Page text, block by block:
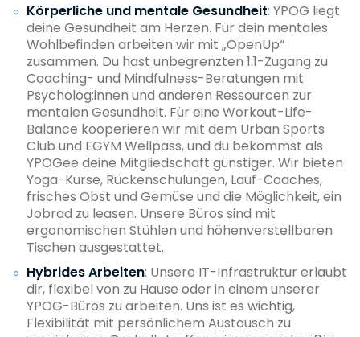
Körperliche und mentale Gesundheit: YPOG liegt
deine Gesundheit am Herzen. Für dein mentales
Wohlbefinden arbeiten wir mit „OpenUp“
zusammen. Du hast unbegrenzten 1:1-Zugang zu
Coaching- und Mindfulness-Beratungen mit
Psycholog:innen und anderen Ressourcen zur
mentalen Gesundheit. Für eine Workout-Life-
Balance kooperieren wir mit dem Urban Sports
Club und EGYM Wellpass, und du bekommst als
YPOGee deine Mitgliedschaft günstiger. Wir bieten
Yoga-Kurse, Rückenschulungen, Lauf-Coaches,
frisches Obst und Gemüse und die Möglichkeit, ein
Jobrad zu leasen. Unsere Büros sind mit
ergonomischen Stühlen und höhenverstellbaren
Tischen ausgestattet.
Hybrides Arbeiten: Unsere IT-Infrastruktur erlaubt
dir, flexibel von zu Hause oder in einem unserer
YPOG-Büros zu arbeiten. Uns ist es wichtig,
Flexibilität mit persönlichem Austausch zu